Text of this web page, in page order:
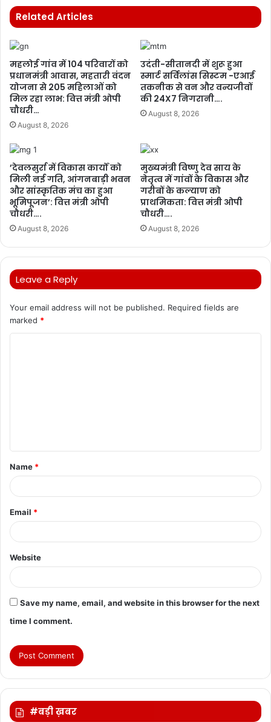
Related Articles
महलोई गांव में 104 परिवारों को
प्रधानमंत्री आवास, महतारी वंदन
योजना से 205 महिलाओं को
मिल रहा लाभ: वित्त मंत्री ओपी
चौधरी…
August 8, 2026
उदंती-सीतानदी में शुरू हुआ
स्मार्ट सर्विलांस सिस्टम -एआई
तकनीक से वन और वन्यजीवों
की 24X7 निगरानी….
August 8, 2026
’देवलसुर्रा में विकास कार्यों को
मिली नई गति, आंगनबाड़ी भवन
और सांस्कृतिक मंच का हुआ
भूमिपूजन’: वित्त मंत्री ओपी
चौधरी….
August 8, 2026
मुख्यमंत्री विष्णु देव साय के
नेतृत्व में गांवों के विकास और
गरीबों के कल्याण को
प्राथमिकता: वित्त मंत्री ओपी
चौधरी….
August 8, 2026
Leave a Reply
Your email address will not be published. Required fields are
marked *
t
*
Name *
Email *
Website
Save my name, email, and website in this browser for the next
time I comment.
#बड़ी ख़बर